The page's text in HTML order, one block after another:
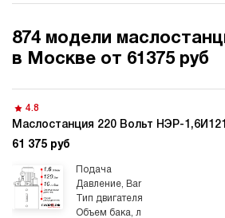
874 модели
в Москве от 61375 руб
Маслостанция 220 Вольт НЭР-
4.8
61 375 руб